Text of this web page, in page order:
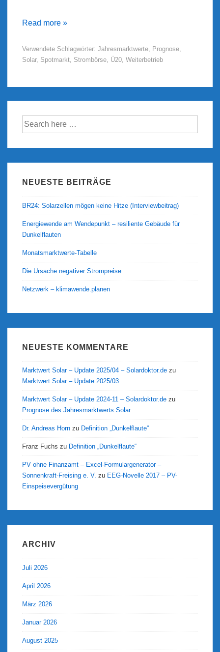
Prognose
Jahresmarktwerts
Solar
Read more »
Verwendete Schlagwörter: Jahresmarktwerte, Prognose,
Solar, Spotmarkt, Strombörse, Ü20, Weiterbetrieb
Suche
nach:
NEUESTE BEITRÄGE
BR24: Solarzellen mögen keine Hitze (Interviewbeitrag)
Energiewende am Wendepunkt – resiliente Gebäude für
Dunkelflauten
Monatsmarktwerte-Tabelle
Die Ursache negativer Strompreise
Netzwerk – klimawende.planen
NEUESTE KOMMENTARE
Marktwert Solar – Update 2025/04 – Solardoktor.de zu
Marktwert Solar – Update 2025/03
Marktwert Solar – Update 2024-11 – Solardoktor.de zu
Prognose des Jahresmarktwerts Solar
Dr. Andreas Horn zu Definition „Dunkelflaute“
Franz Fuchs zu Definition „Dunkelflaute“
PV ohne Finanzamt – Excel-Formulargenerator –
Sonnenkraft-Freising e. V. zu EEG-Novelle 2017 – PV-
Einspeisevergütung
ARCHIV
Juli 2026
April 2026
März 2026
Januar 2026
August 2025